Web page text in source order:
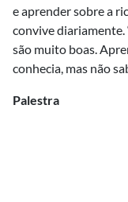
e aprender sobre a
convive diariamente.
são muito boas.
conhecia, mas não
Palestra